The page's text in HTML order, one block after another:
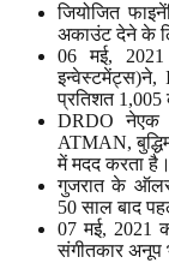
जियोजित
अकाउंट देने के
06 मई, 2021
इन्वेस्टमेंट्स)ने,
प्रतिशत 1,005
DRDO नेएक
ATMAN,
में मदद करता है।
गुजरात के
50 साल बाद
07 मई, 2021
संगीतकार अनूप